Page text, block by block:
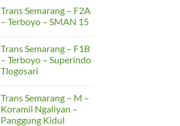
Terboyo
Rusunawa
on
Trans
Semarang
–
Terboyo
–
Rusunawa
Trans Semarang – F2A
– Terboyo – SMAN 15
on
Trans
Semarang
–
Terboyo
SMAN
15
Trans Semarang – F1B
– Terboyo – Superindo
Tlogosari
on
Trans
Semarang
–
Trans Semarang – M –
Koramil Ngaliyan –
Panggung Kidul